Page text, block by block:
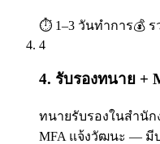
⏱ 1–3 วันทำการ💰 ร
4
4. รับรองทนาย +
ทนายรับรองในสำนัก
MFA แจ้งวัฒนะ — มี